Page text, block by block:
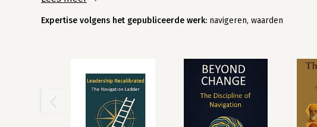
Expertise volgens het gepubliceerde werk: navigeren, waarden